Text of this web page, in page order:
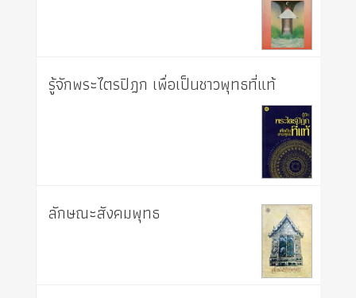
รู้จักพระไตรปิฎก เพื่อเป็นชาวพุทธที่แท้
ลักษณะสังคมพุทธ